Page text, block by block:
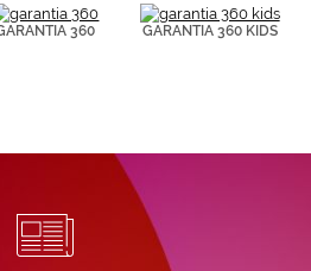
360 GARANTIA 360 KIDS